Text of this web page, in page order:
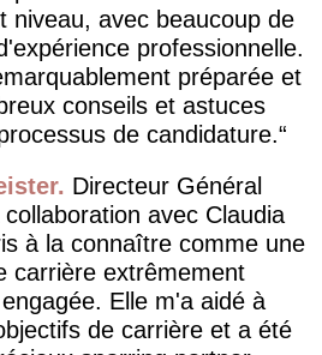
niveau, avec beaucoup de
professionnelle.
préparée et
conseils et astuces
de candidature.
Directeur Général
avec Claudia
à la connaître comme une
carrière extrêmement
Elle m'a aidé à
de carrière et a été